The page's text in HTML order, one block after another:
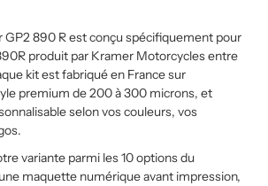
GP2 890 R est conçu spécifiquement pour
produit par Kramer Motorcycles entre
kit est fabriqué en France sur
premium de 200 à 300 microns, et
selon vos couleurs, vos
variante parmi les 10 options du
maquette numérique avant impression,